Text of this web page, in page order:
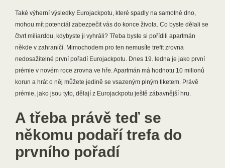
Také výherní výsledky Eurojackpotu, které spadly na samotné dno,
mohou mít potenciál zabezpečit vás do konce života. Co byste dělali se
čtvrt miliardou, kdybyste ji vyhráli? Třeba byste si pořídili apartmán
někde v zahraničí. Mimochodem pro ten nemusíte trefit zrovna
nedosažitelné první pořadí Eurojackpotu. Dnes 19. ledna je jako první
prémie v novém roce zrovna ve hře. Apartmán má hodnotu 10 milionů
korun a hrát o něj můžete jedině se vsazeným plným tiketem. Právě
prémie, jako jsou tyto, dělají z Eurojackpotu ještě zábavnější hru.
A třeba právě teď se
někomu podaří trefa do
prvního pořadí